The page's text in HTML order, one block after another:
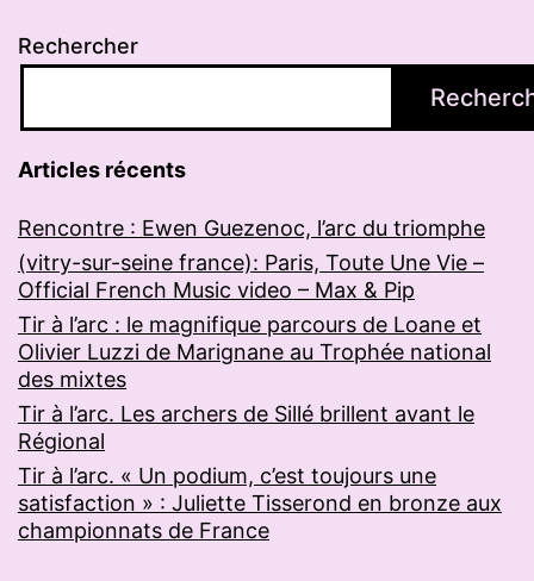
Rechercher
Articles récents
Rencontre : Ewen Guezenoc, l’arc du triomphe
(vitry-sur-seine france): Paris, Toute Une Vie –
Official French Music video – Max & Pip
Tir à l’arc : le magnifique parcours de Loane et
Olivier Luzzi de Marignane au Trophée national
des mixtes
Tir à l’arc. Les archers de Sillé brillent avant le
Régional
Tir à l’arc. « Un podium, c’est toujours une
satisfaction » : Juliette Tisserond en bronze aux
championnats de France